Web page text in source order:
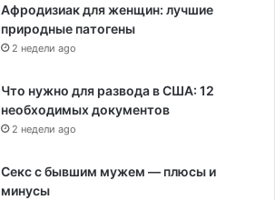
Афродизиак для женщин: лучшие
природные патогены
2 недели ago
Что нужно для развода в США: 12
необходимых документов
2 недели ago
Секс с бывшим мужем — плюсы и
минусы